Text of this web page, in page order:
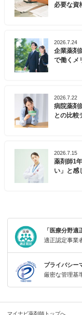
必要な資
2026.7.24
企業薬剤
で働くメ
2026.7.22
病院薬剤
との比較
2026.7.15
薬剤師1
い」と感
「医療分野
適正認定事業
プライバシー
厳密な管理基
マイナビ薬剤師トップへ